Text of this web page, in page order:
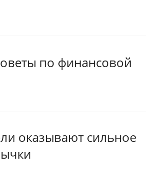
по финансовой
оказывают сильное